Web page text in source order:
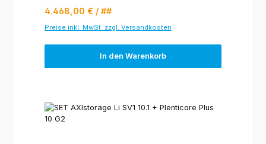
Regulärer Preis:
4.468,00 € / ##
Preise inkl. MwSt. zzgl. Versandkosten
In den Warenkorb